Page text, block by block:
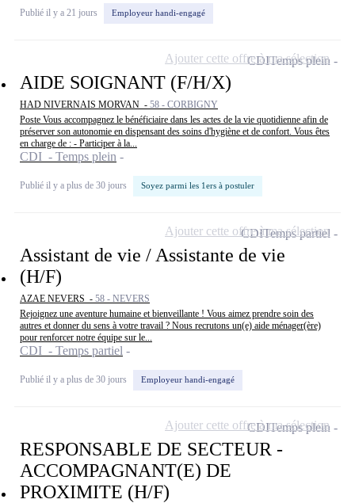
Publié il y a 21 jours Employeur handi-engagé
AIDE SOIGNANT (F/H/X)
HAD NIVERNAIS MORVAN - 58 - CORBIGNY
Poste Vous accompagnez le bénéficiaire dans les actes de la vie quotidienne afin de
préserver son autonomie en dispensant des soins d'hygiène et de confort. Vous êtes
en charge de : - Participer à la...
CDI - Temps plein
Publié il y a plus de 30 jours Soyez parmi les 1ers à postuler
CDITemps plein
Ajouter cette offre à ma sélection
Assistant de vie / Assistante de vie
(H/F)
AZAE NEVERS - 58 - NEVERS
Rejoignez une aventure humaine et bienveillante ! Vous aimez prendre soin des
autres et donner du sens à votre travail ? Nous recrutons un(e) aide ménager(ère)
pour renforcer notre équipe sur le...
CDI - Temps partiel
Publié il y a plus de 30 jours Employeur handi-engagé
CDITemps partiel
Ajouter cette offre à ma sélection
RESPONSABLE DE SECTEUR -
ACCOMPAGNANT(E) DE
PROXIMITE (H/F)
CDITemps plein
Ajouter cette offre à ma sélection